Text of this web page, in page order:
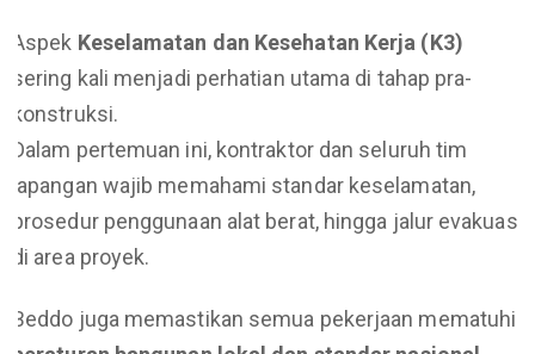
Aspek Keselamatan dan Kesehatan Kerja (K3)
sering kali menjadi perhatian utama di tahap pra-
konstruksi.
Dalam pertemuan ini, kontraktor dan seluruh tim
lapangan wajib memahami standar keselamatan,
prosedur penggunaan alat berat, hingga jalur evakuasi
di area proyek.
Beddo juga memastikan semua pekerjaan mematuhi